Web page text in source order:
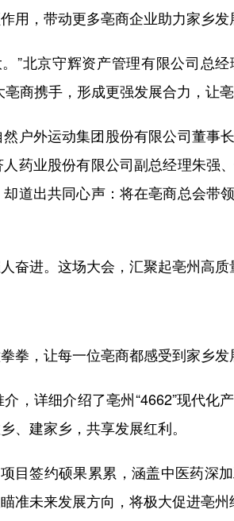
用，带动更多亳商企业助力家乡发
北京守辉资产管理有限公司总经
商携手，形成更强发展合力，让
外运动集团股份有限公司董事
药业股份有限公司副总经理朱强
道出共同心声：将在亳商总会带
进。这场大会，汇聚起亳州高质
，让每一位亳商都感受到家乡发
详细介绍了亳州“4662”现代化
、建家乡，共享发展红利。
签约硕果累累，涵盖中医药深加
未来发展方向，将极大促进亳州